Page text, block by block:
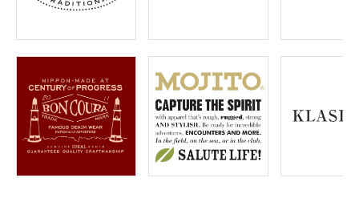
お問い合わせ
OFFICIAL WEB SITE
ACCOUNT MENU
ようこそ ゲスト 様
meeting_room ログイン 会員登録